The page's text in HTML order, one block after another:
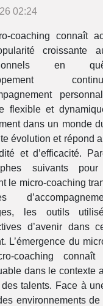
02:24
coaching connaît
croissante
en
flexible et
dans un monde
évolution et répond
et d’efficacité.
suivants pour
le micro-coaching
les outils
d’avenir dans
L’émergence du
coaching
dans le contexte
talents. Face à
environnements de